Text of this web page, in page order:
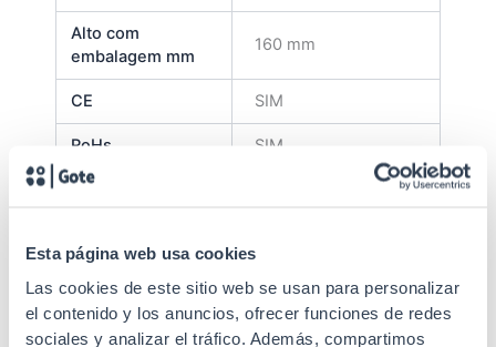
Esta página web usa cookies
Las cookies de este sitio web se usan para personalizar
el contenido y los anuncios, ofrecer funciones de redes
sociales y analizar el tráfico. Además, compartimos
Alto com
embalagem mm
160 mm
CE SIM
RoHs SIM
Garantía
Altura U
Cuerpos 1